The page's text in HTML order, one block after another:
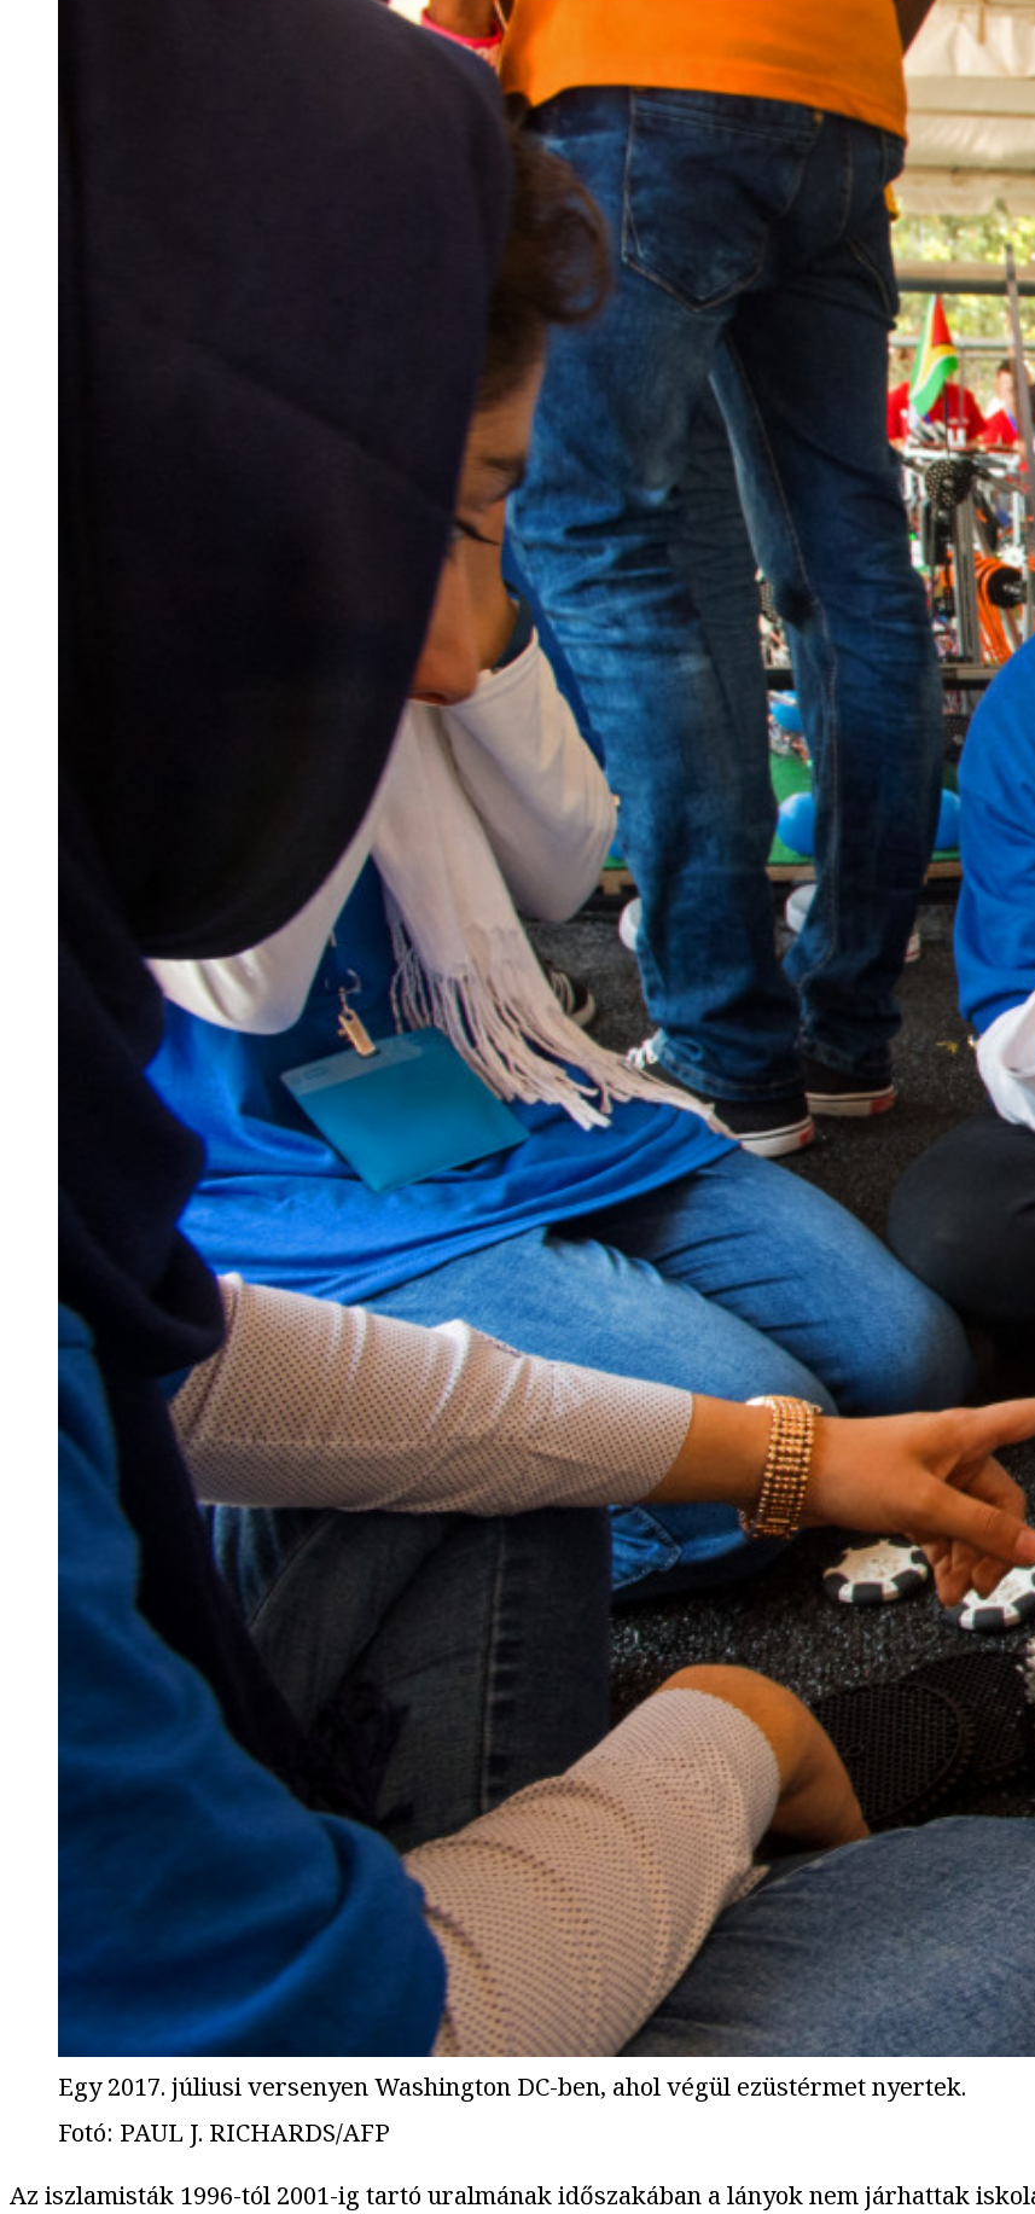
Egy 2017. júliusi versenyen Washington DC-ben, ahol végül ezüstérmet nyertek.
Fotó: PAUL J. RICHARDS/AFP
Az iszlamisták 1996-tól 2001-ig tartó uralmának időszakában a lányok nem járhattak